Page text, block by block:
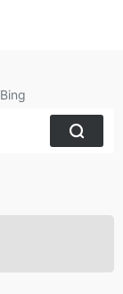
Bing